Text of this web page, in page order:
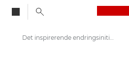
Det inspirerende endringsinitiativet